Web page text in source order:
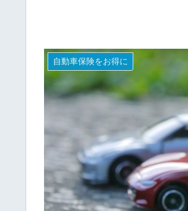
自動車保険をお得に